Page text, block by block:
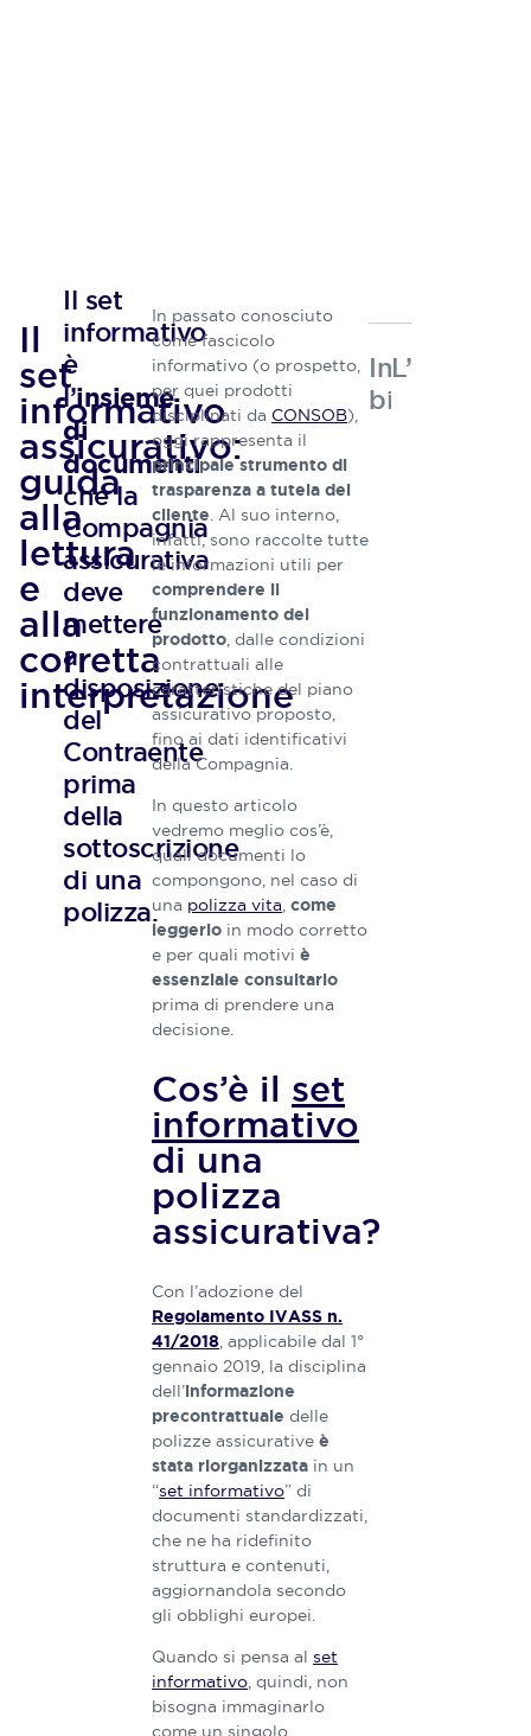
Il
set
informativo
assicurativo:
guida
alla
lettura
e
alla
corretta
interpretazione
Il set
informativo
è
l’insieme
di
documenti
che la
Compagnia
assicurativa
deve
mettere
a
disposizione
del
Contraente
prima
della
sottoscrizione
di una
polizza.
In passato conosciuto
come fascicolo
informativo (o prospetto,
per quei prodotti
disciplinati da CONSOB),
oggi rappresenta il
principale strumento di
trasparenza a tutela del
cliente. Al suo interno,
infatti, sono raccolte tutte
le informazioni utili per
comprendere il
funzionamento del
prodotto, dalle condizioni
contrattuali alle
caratteristiche del piano
assicurativo proposto,
fino ai dati identificativi
della Compagnia.
In questo articolo
vedremo meglio cos’è,
quali documenti lo
compongono, nel caso di
una polizza vita,come
leggerlo in modo corretto
e per quali motiviè
essenziale consultarlo
prima di prendere una
decisione.
Cos’è il set
informativo
di una
polizza
assicurativa?
Con l’adozione del
Regolamento IVASS n.
41/2018, applicabile dal 1°
gennaio 2019, la disciplina
dell’informazione
precontrattuale delle
polizze assicurative è
stata riorganizzata in un
“set informativo” di
documenti standardizzati,
che ne ha ridefinito
struttura e contenuti,
aggiornandola secondo
gli obblighi europei.
Quando si pensa alset
informativo, quindi, non
bisogna immaginarlo
come un singolo
Indicazioni
L’autore